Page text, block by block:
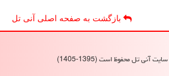
بازگشت به صفحه اصلی آنی تل